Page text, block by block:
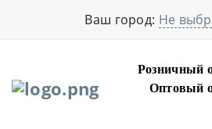
Ваш город: Не
Розничный
Оптовый